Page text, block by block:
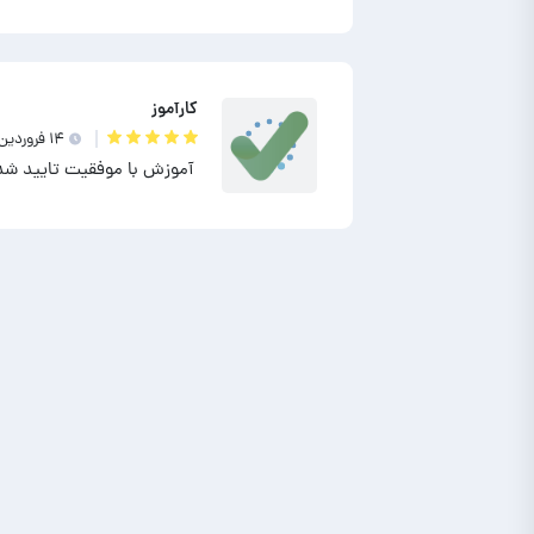
کارآموز
۱۴ فروردين ۱۴۰۲
آموزش با موفقیت تایید